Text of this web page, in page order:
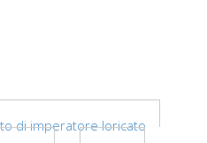
di imperatore loricato